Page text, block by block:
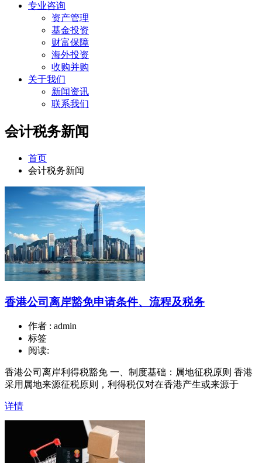
专业咨询
资产管理
基金投资
财富保障
海外投资
收购并购
关于我们
新闻资讯
联系我们
会计税务新闻
首页
会计税务新闻
香港公司离岸豁免申请条件、流程及税务
作者 : admin
标签
阅读:
香港公司离岸利得税豁免 一、制度基础：属地征税原则 香港
采用属地来源征税原则，利得税仅对在香港产生或来源于
详情